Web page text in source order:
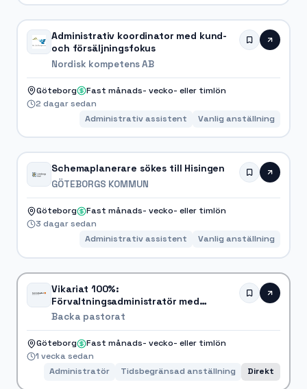
Administrativ koordinator med kund-
och försäljningsfokus
Nordisk kompetens AB
Göteborg
Fast månads- vecko- eller timlön
2 dagar sedan
Administrativ assistent
Vanlig anställning
Schemaplanerare sökes till Hisingen
GÖTEBORGS KOMMUN
Göteborg
Fast månads- vecko- eller timlön
3 dagar sedan
Administrativ assistent
Vanlig anställning
Vikariat 100%:
Förvaltningsadministratör med
receptionsuppgifter
Backa pastorat
Göteborg
Fast månads- vecko- eller timlön
1 vecka sedan
Administratör
Tidsbegränsad anställning Direkt